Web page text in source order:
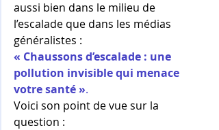
aussi bien dans le milieu de
l’escalade que dans les médias
généralistes :
« Chaussons d’escalade : une
pollution invisible qui menace
votre santé ».
Voici son point de vue sur la
question :